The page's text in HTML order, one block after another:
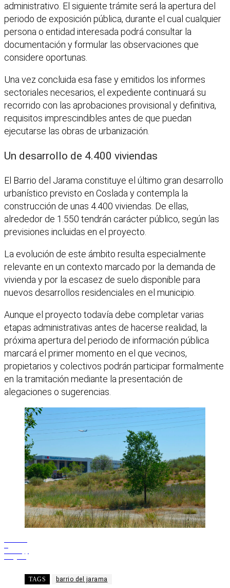
administrativo. El siguiente trámite será la apertura del
periodo de exposición pública, durante el cual cualquier
persona o entidad interesada podrá consultar la
documentación y formular las observaciones que
considere oportunas.
Una vez concluida esa fase y emitidos los informes
sectoriales necesarios, el expediente continuará su
recorrido con las aprobaciones provisional y definitiva,
requisitos imprescindibles antes de que puedan
ejecutarse las obras de urbanización.
Un desarrollo de 4.400 viviendas
El Barrio del Jarama constituye el último gran desarrollo
urbanístico previsto en Coslada y contempla la
construcción de unas 4.400 viviendas. De ellas,
alrededor de 1.550 tendrán carácter público, según las
previsiones incluidas en el proyecto.
La evolución de este ámbito resulta especialmente
relevante en un contexto marcado por la demanda de
vivienda y por la escasez de suelo disponible para
nuevos desarrollos residenciales en el municipio.
Aunque el proyecto todavía debe completar varias
etapas administrativas antes de hacerse realidad, la
próxima apertura del periodo de información pública
marcará el primer momento en el que vecinos,
propietarios y colectivos podrán participar formalmente
en la tramitación mediante la presentación de
alegaciones o sugerencias.
TAGS barrio del jarama